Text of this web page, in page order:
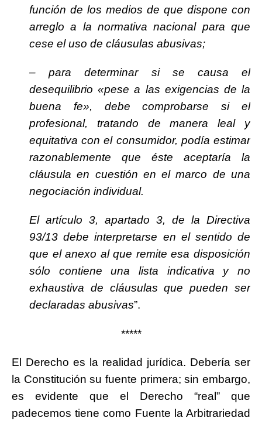
función de los medios de que dispone con
arreglo a la normativa nacional para que
cese el uso de cláusulas abusivas;
– para determinar si se causa el
desequilibrio «pese a las exigencias de la
buena fe», debe comprobarse si el
profesional, tratando de manera leal y
equitativa con el consumidor, podía estimar
razonablemente que éste aceptaría la
cláusula en cuestión en el marco de una
negociación individual.
El artículo 3, apartado 3, de la Directiva
93/13 debe interpretarse en el sentido de
que el anexo al que remite esa disposición
sólo contiene una lista indicativa y no
exhaustiva de cláusulas que pueden ser
declaradas abusivas”.
*****
El Derecho es la realidad jurídica. Debería ser
la Constitución su fuente primera; sin embargo,
es evidente que el Derecho “real” que
padecemos tiene como Fuente la Arbitrariedad